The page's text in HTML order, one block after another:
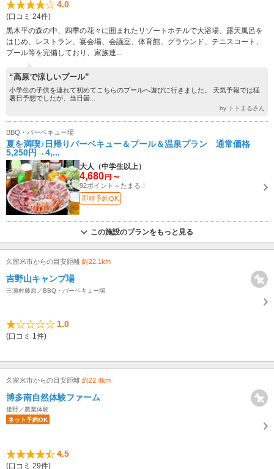
4.0
(口コミ 24件)
黒木平の森の中、四季の花々に囲まれたリゾートホテルで大浴場、露天風呂を
はじめ、レストラン、宴会場、会議室、体育館、グラウンド、テニスコート、
プール等を完備しており、家族連...
“高原で涼しいプール”
小学生の子供を連れて初めてこちらのプールへ遊びに行きました。 天気予報では猛
暑日予想でしたが、当日曇...
by トトまるさん
BBQ・バーベキュー場
夏を満喫♪日帰りバーベキュー＆プール＆温泉プラン 通常価格
5,250円→4,...
大人（中学生以上）
4,680 円 ～
92ポイント～たまる！
即時予約OK
この施設のプランをもっと見る
久留米市からの目安距離 約22.1km
吉野山キャンプ場
三瀬村藤原／BBQ・バーベキュー場
1.0
(口コミ 1件)
久留米市からの目安距離 約22.4km
博多南自然体験ファーム
後野／農業体験
ネット予約OK
4.5
(口コミ 29件)